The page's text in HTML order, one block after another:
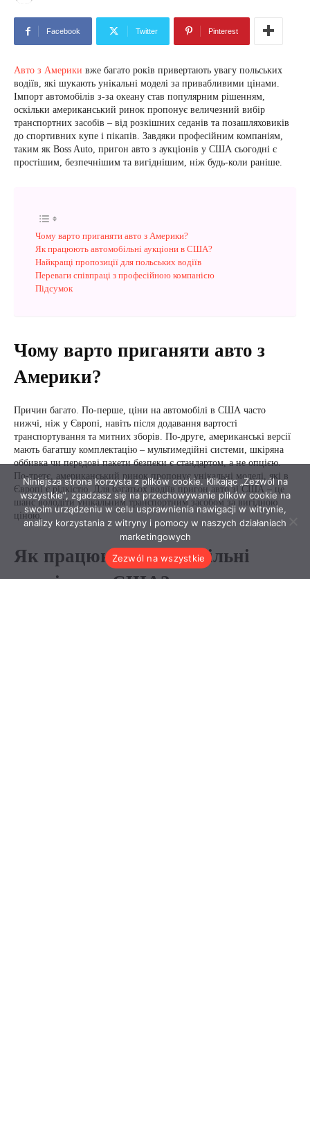
Niniejsza strona korzysta z plików cookie. Klikając „Zezwól na
wszystkie”, zgadzasz się na przechowywanie plików cookie na
swoim urządzeniu w celu usprawnienia nawigacji w witrynie,
analizy korzystania z witryny i pomocy w naszych działaniach
marketingowych
Zezwól na wszystkie